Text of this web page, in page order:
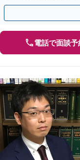
ドバイスで、納得のでき
電話で面談予